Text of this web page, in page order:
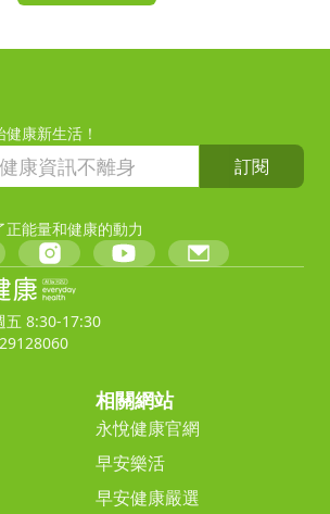
康新生活！
訂閱
能量和健康的動力
五 8:30-17:30
相關網站
永悅健康官網
早安樂活
早安健康嚴選